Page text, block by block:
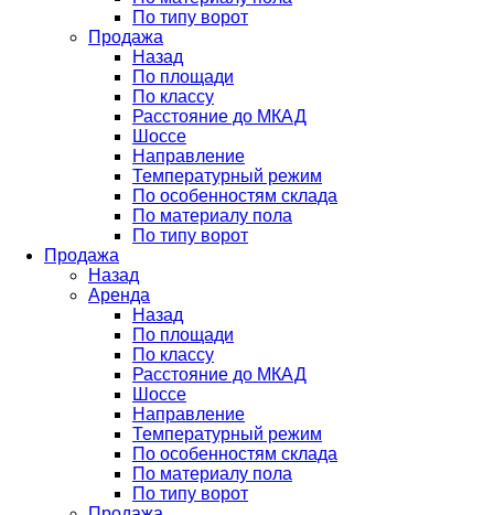
По типу ворот
Продажа
Назад
По площади
По классу
Расстояние до МКАД
Шоссе
Направление
Температурный режим
По особенностям склада
По материалу пола
По типу ворот
Продажа
Назад
Аренда
Назад
По площади
По классу
Расстояние до МКАД
Шоссе
Направление
Температурный режим
По особенностям склада
По материалу пола
По типу ворот